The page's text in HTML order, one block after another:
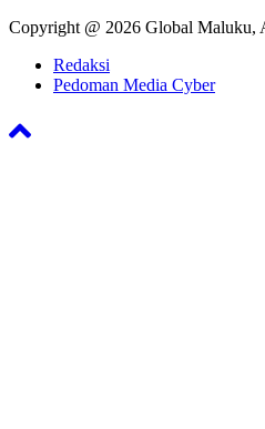
Copyright @ 2026 Global Maluku,
Redaksi
Pedoman Media Cyber